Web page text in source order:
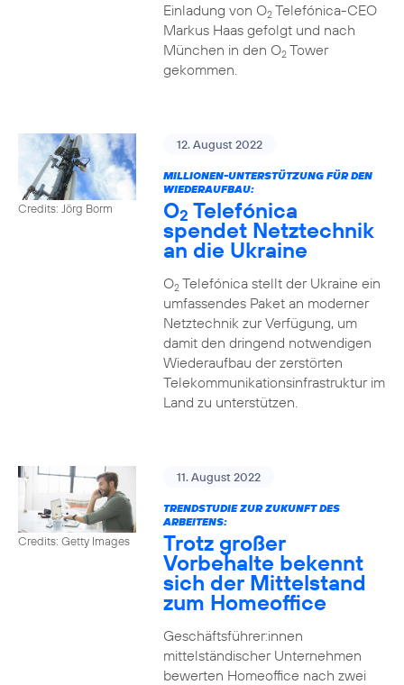
Einladung von O2Telefónica-CEO
Markus Haas gefolgt und nach
München in den O2Tower
gekommen.
Credits: Jörg Borm
12. August 2022
MILLIONEN-UNTERSTÜTZUNG FÜR DEN
WIEDERAUFBAU:
O2 Telefónica
spendet Netztechnik
an die Ukraine
O2Telefónica stellt der Ukraine ein
umfassendes Paket an moderner
Netztechnik zur Verfügung, um
damit den dringend notwendigen
Wiederaufbau der zerstörten
Telekommunikationsinfrastruktur im
Land zu unterstützen.
Credits: Getty Images
11. August 2022
TRENDSTUDIE ZUR ZUKUNFT DES
ARBEITENS:
Trotz großer
Vorbehalte bekennt
sich der Mittelstand
zum Homeoffice
Geschäftsführer:innen
mittelständischer Unternehmen
bewerten Homeoffice nach zwei